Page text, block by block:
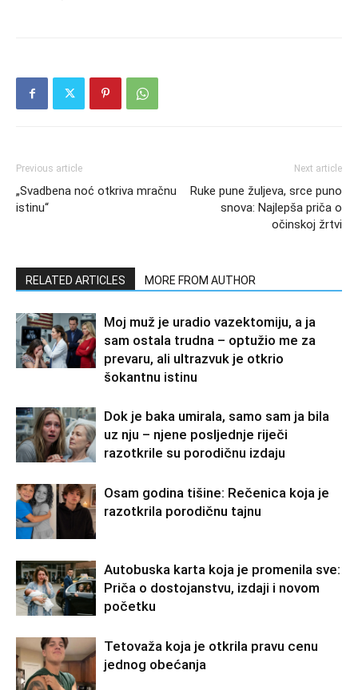
Previous article
„Svadbena noć otkriva mračnu
istinu“
Next article
Ruke pune žuljeva, srce puno
snova: Najlepša priča o
očinskoj žrtvi
RELATED ARTICLES MORE FROM AUTHOR
Moj muž je uradio vazektomiju, a ja
sam ostala trudna – optužio me za
prevaru, ali ultrazvuk je otkrio
šokantnu istinu
Dok je baka umirala, samo sam ja bila
uz nju – njene posljednje riječi
razotkrile su porodičnu izdaju
Osam godina tišine: Rečenica koja je
razotkrila porodičnu tajnu
Autobuska karta koja je promenila sve:
Priča o dostojanstvu, izdaji i novom
početku
Tetovaža koja je otkrila pravu cenu
jednog obećanja